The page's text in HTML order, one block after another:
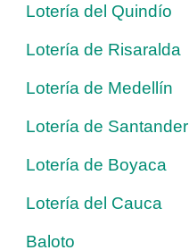
Lotería del Quindío
Lotería de Risaralda
Lotería de Medellín
Lotería de Santander
Lotería de Boyaca
Lotería del Cauca
Baloto